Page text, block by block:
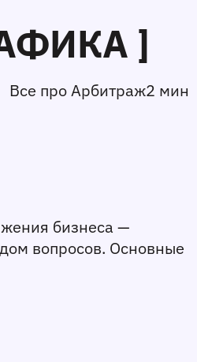
]
Все про Арбитраж2 мин
бизнеса —
вопросов. Основные